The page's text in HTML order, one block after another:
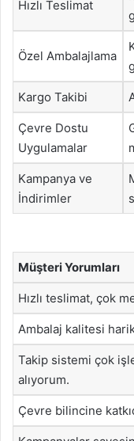
Hızlı Teslimat
Özel Ambalajlama
Kargo Takibi
Çevre Dostu
Uygulamalar
Kampanya ve
İndirimler
Müşteri Yorumları
Hızlı teslimat, çok
Ambalaj kalitesi
Takip sistemi çok
alıyorum.
Çevre bilincine